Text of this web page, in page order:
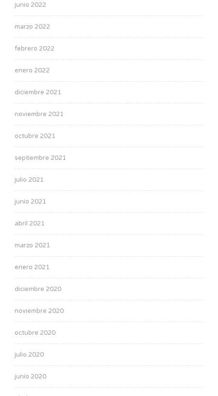
junio 2022
marzo 2022
febrero 2022
enero 2022
diciembre 2021
noviembre 2021
octubre 2021
septiembre 2021
julio 2021
junio 2021
abril 2021
marzo 2021
enero 2021
diciembre 2020
noviembre 2020
octubre 2020
julio 2020
junio 2020